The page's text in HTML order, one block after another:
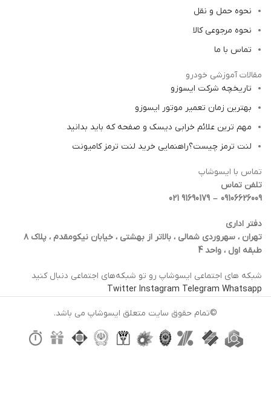
نحوه حمل و نقل
نحوه مرجوعی کالا
تماس با ما
مقالات آموزشی خودرو
تاریخچه شرکت ایسوزو
بهترین زمان تعمیر موتور ایسوزو
مهم ترین علائم خرابی دیسک و صفحه که باید بدانید
لنت ترمز چیست؟راهنمایی خرید لنت ترمز کامیونت
تماس با ایسوشاپ
تلفن تماس
09106626009 – 91690179 021
دفتر اداری
تهران ، سهروردی شمالی ، بالاتر از بهشتی ، خیابان نیکومقدم ، پلاک ۸
طبقه اول ، واحد 4
شبکه‌ های اجتماعی ایسوشاپ رو تو شبکه‌های اجتماعی دنبال کنید
Twitter Instagram Telegram Whatsapp
©تمام حقوق سایت متعلق ایسوشاپ می باشد.